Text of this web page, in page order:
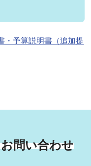
・予算説明書（追加提
問い合わせ